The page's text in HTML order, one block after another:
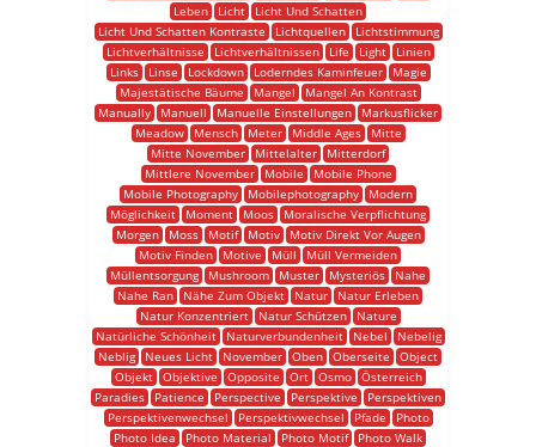
Leben
Licht
Licht Und Schatten
Licht Und Schatten Kontraste
Lichtquellen
Lichtstimmung
Lichtverhältnisse
Lichtverhältnissen Life Light
Linien
Links
Linse Lockdown Loderndes Kaminfeuer
Magie
Majestätische Bäume
Mangel
Mangel An Kontrast
Manually
Manuell Manuelle Einstellungen
Markusflicker
Meadow
Mensch Meter Middle Ages
Mitte
Mitte November
Mittelalter
Mitterdorf
Mittlere November
Mobile
Mobile Phone
Mobile Photography
Mobilephotography
Modern
Möglichkeit
Moment Moos
Moralische Verpflichtung
Morgen
Moss Motif Motiv
Motiv Direkt Vor Augen
Motiv Finden
Motive Müll
Müll Vermeiden
Müllentsorgung
Mushroom Muster Mysteriös
Nahe
Nahe Ran
Nähe Zum Objekt Natur
Natur Erleben
Natur Konzentriert
Natur Schützen
Nature
Natürliche Schönheit
Naturverbundenheit Nebel
Nebelig
Neblig
Neues Licht November Oben Oberseite
Object
Objekt
Objektive Opposite Ort Osmo
Österreich
Paradies
Patience Perspective Perspektive
Perspektiven
Perspektivenwechsel
Perspektivwechsel Pfade
Photo
Photo Idea
Photo Material Photo Motif
Photo Walk